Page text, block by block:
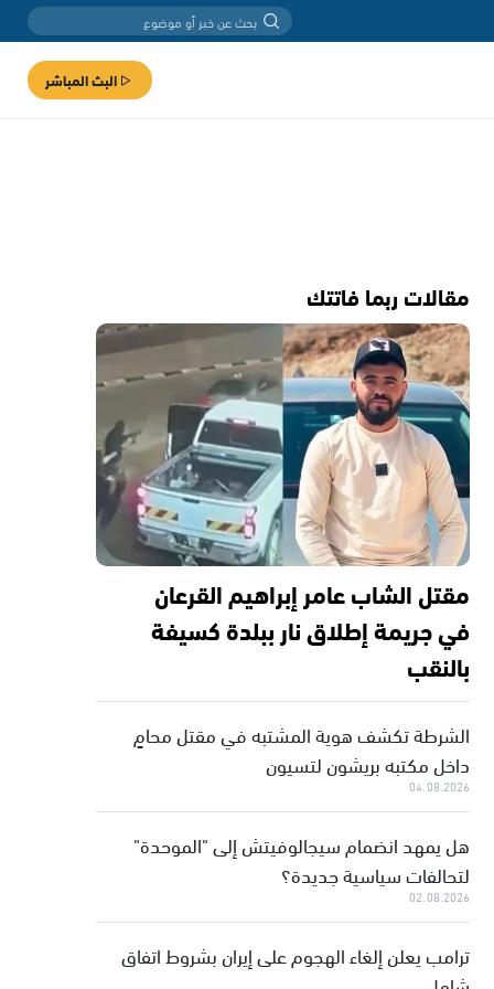
البث المباشر
مقالات ربما فاتتك
مقتل الشاب عامر إبراهيم القرعان
في جريمة إطلاق نار ببلدة كسيفة
بالنقب
الشرطة تكشف هوية المشتبه في مقتل محامٍ
داخل مكتبه بريشون لتسيون
04.08.2026
هل يمهد انضمام سيجالوفيتش إلى "الموحدة"
لتحالفات سياسية جديدة؟
02.08.2026
ترامب يعلن إلغاء الهجوم على إيران بشروط اتفاق